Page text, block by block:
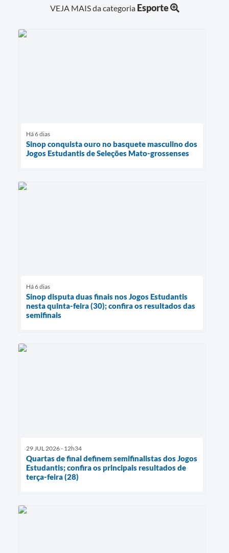
VEJA MAIS da categoria Esporte
Há 6 dias
Sinop conquista ouro no basquete masculino dos
Jogos Estudantis de Seleções Mato-grossenses
Há 6 dias
Sinop disputa duas finais nos Jogos Estudantis
nesta quinta-feira (30); confira os resultados das
semifinais
29 JUL 2026 - 12h34
Quartas de final definem semifinalistas dos Jogos
Estudantis; confira os principais resultados de
terça-feira (28)